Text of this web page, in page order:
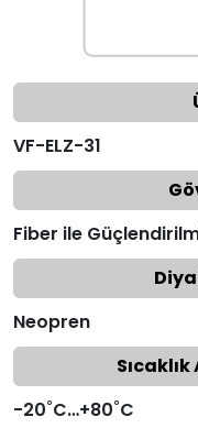
VF-ELZ-31
Fiber ile
Neopren
-20˚C…+80˚C